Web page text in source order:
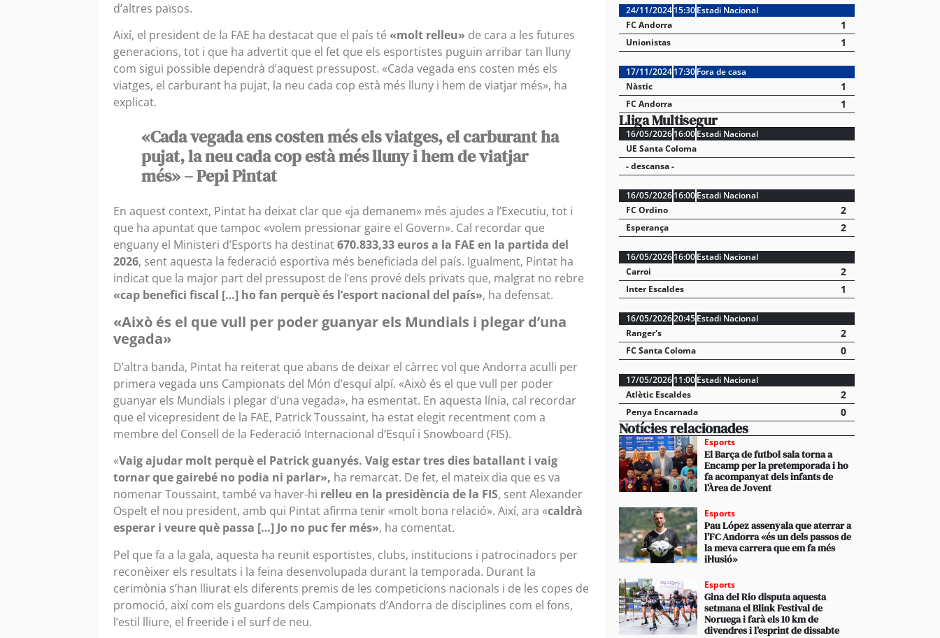
d’altres països.
Així, el president de la FAE ha destacat que el país té «molt relleu» de cara a les futures
generacions, tot i que ha advertit que el fet que els esportistes puguin arribar tan lluny
com sigui possible dependrà d’aquest pressupost. «Cada vegada ens costen més els
viatges, el carburant ha pujat, la neu cada cop està més lluny i hem de viatjar més», ha
explicat.
«Cada vegada ens costen més els viatges, el carburant ha
pujat, la neu cada cop està més lluny i hem de viatjar
més» – Pepi Pintat
En aquest context, Pintat ha deixat clar que «ja demanem» més ajudes a l’Executiu, tot i
que ha apuntat que tampoc «volem pressionar gaire el Govern». Cal recordar que
enguany el Ministeri d’Esports ha destinat670.833,33 euros a la FAE en la partida del
2026, sent aquesta la federació esportiva més beneficiada del país. Igualment, Pintat ha
indicat que la major part del pressupost de l’ens prové dels privats que, malgrat no rebre
«cap benefici fiscal […] ho fan perquè és l’esport nacional del país», ha defensat.
«Això és el que vull per poder guanyar els Mundials i plegar d’una
vegada»
D’altra banda, Pintat ha reiterat que abans de deixar el càrrec vol que Andorra aculli per
primera vegada uns Campionats del Món d’esquí alpí. «Això és el que vull per poder
guanyar els Mundials i plegar d’una vegada», ha esmentat. En aquesta línia, cal recordar
que el vicepresident de la FAE, Patrick Toussaint, ha estat elegit recentment com a
membre del Consell de la Federació Internacional d’Esquí i Snowboard (FIS).
«Vaig ajudar molt perquè el Patrick guanyés. Vaig estar tres dies batallant i vaig
tornar que gairebé no podia ni parlar», ha remarcat. De fet, el mateix dia que es va
nomenar Toussaint, també va haver-hi relleu en la presidència de la FIS, sent Alexander
Ospelt el nou president, amb qui Pintat afirma tenir «molt bona relació». Així, ara «caldrà
esperar i veure què passa […] Jo no puc fer més», ha comentat.
Pel que fa a la gala, aquesta ha reunit esportistes, clubs, institucions i patrocinadors per
reconèixer els resultats i la feina desenvolupada durant la temporada. Durant la
cerimònia s’han lliurat els diferents premis de les competicions nacionals i de les copes de
promoció, així com els guardons dels Campionats d’Andorra de disciplines com el fons,
l’estil lliure, el freeride i el surf de neu.
24/11/2024 15:30 Estadi Nacional
FC Andorra
1
Unionistas 1
17/11/2024 17:30 Fora de casa
Nàstic
1
FC Andorra 1
Lliga Multisegur
16/05/2026 16:00 Estadi Nacional
UE Santa Coloma
- descansa -
16/05/2026 16:00 Estadi Nacional
FC Ordino
2
Esperança 2
16/05/2026 16:00 Estadi Nacional
Carroi
2
Inter Escaldes 1
16/05/202620:45 Estadi Nacional
Ranger's
2
FC Santa Coloma 0
17/05/2026 11:00 Estadi Nacional
Atlètic Escaldes
2
Penya Encarnada 0
Notícies relacionades
Esports
El Barça de futbol sala torna a
Encamp per la pretemporada i ho
fa acompanyat dels infants de
l’Àrea de Jovent
Esports
Pau López assenyala que aterrar a
l’FC Andorra «és un dels passos de
la meva carrera que em fa més
il·lusió»
Esports
Gina del Rio disputa aquesta
setmana el Blink Festival de
Noruega i farà els 10 km de
divendres i l’esprint de dissabte